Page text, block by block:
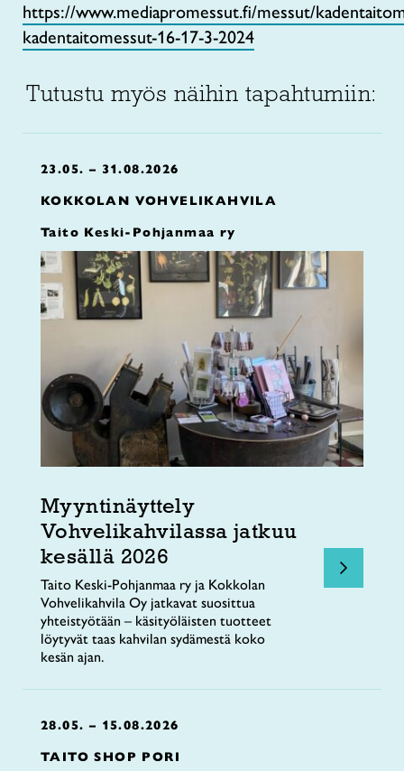
https://www.mediapromessut.fi/messut/
kadentaitomessut-16-17-3-2024
Tutustu myös näihin tapahtumiin:
23.05. – 31.08.2026
KOKKOLAN VOHVELIKAHVILA
Taito Keski-Pohjanmaa ry
Myyntinäyttely
Vohvelikahvilassa jatkuu
kesällä 2026
Taito Keski-Pohjanmaa ry ja Kokkolan
Vohvelikahvila Oy jatkavat suosittua
yhteistyötään – käsityöläisten tuotteet
löytyvät taas kahvilan sydämestä koko
kesän ajan.
28.05. – 15.08.2026
TAITO SHOP PORI